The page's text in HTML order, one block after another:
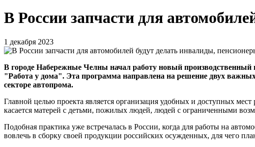
В России запчасти для
1 декабря 2023
В городе Набережные Челны начал работу новый производственный
"Работа у дома". Эта программа направлена на решение двух
секторе автопрома.
Главной целью проекта является организация удобных и доступных
касается матерей с детьми, пожилых людей, людей с ограниченными
Подобная практика уже встречалась в России, когда для работы на
вовлечь в сборку своей продукции российских осужденных, для чего